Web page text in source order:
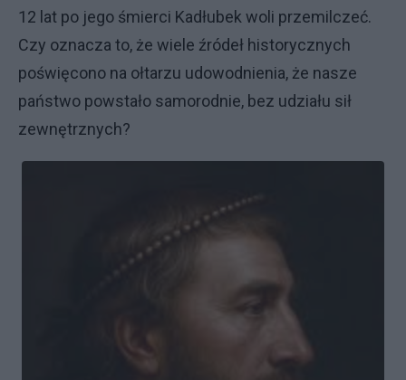
12 lat po jego śmierci Kadłubek woli przemilczeć.
Czy oznacza to, że wiele źródeł historycznych
poświęcono na ołtarzu udowodnienia, że nasze
państwo powstało samorodnie, bez udziału sił
zewnętrznych?